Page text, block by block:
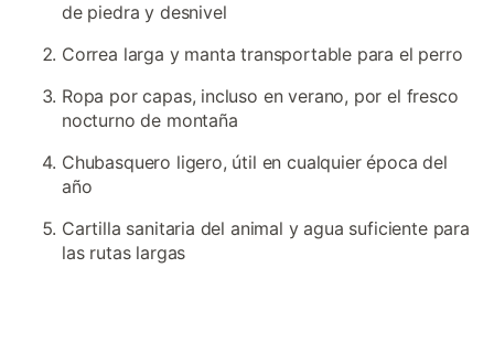
de piedra y desnivel
Correa larga y manta transportable para el perro
Ropa por capas, incluso en verano, por el fresco
nocturno de montaña
Chubasquero ligero, útil en cualquier época del
año
Cartilla sanitaria del animal y agua suficiente para
las rutas largas